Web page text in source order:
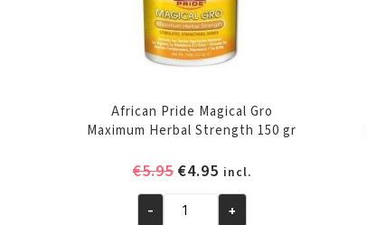
African Pride Magical Gro
Maximum Herbal Strength 150 gr
€5.95 Oorspronkelijke
was:
€4.95Huidige
prijs
is:
incl.
African
- +